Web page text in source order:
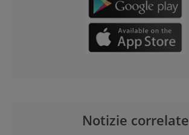
Notizie correlate